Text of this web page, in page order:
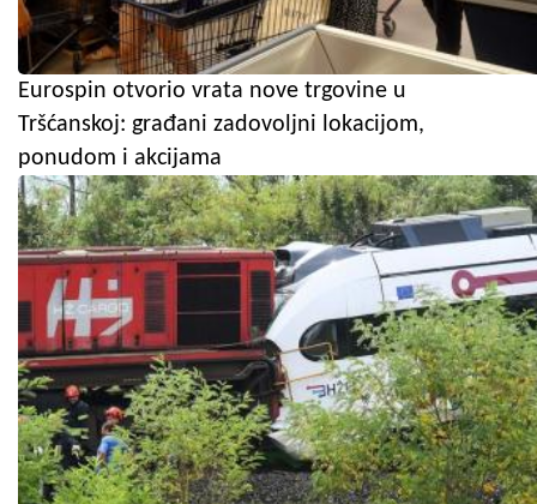
Eurospin otvorio vrata nove trgovine u
Tršćanskoj: građani zadovoljni lokacijom,
ponudom i akcijama